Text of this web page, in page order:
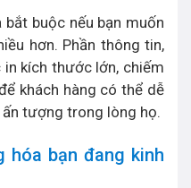
buộc nếu bạn muốn
hơn. Phần thông tin,
kích thước lớn, chiếm
khách hàng có thể dễ
tượng trong lòng họ.
hóa bạn đang kinh